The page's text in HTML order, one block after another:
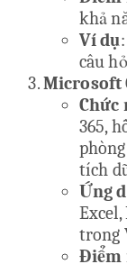
khả
Ví dụ
câu
Microsoft
Chức
365,
tích
Ứng
trong
Điểm